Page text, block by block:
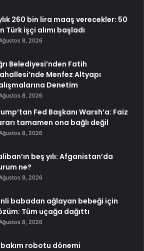
260 bin lira maaş verecekler: 50
Türk işçi alımı başladı
8, 2026
Belediyesi’nden Fatih
Menfez Altyapı
Denetim
8, 2026
Fed Başkanı Warsh’a: Faiz
tamamen ona bağlı değil
8, 2026
beş yılı: Afganistan’da
ne?
8, 2026
babadan ağlayan bebeği için
Tüm uçağa dağıttı
8, 2026
robotu dönemi